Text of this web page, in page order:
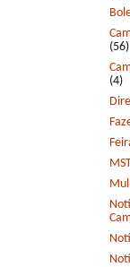
(56)
(4)